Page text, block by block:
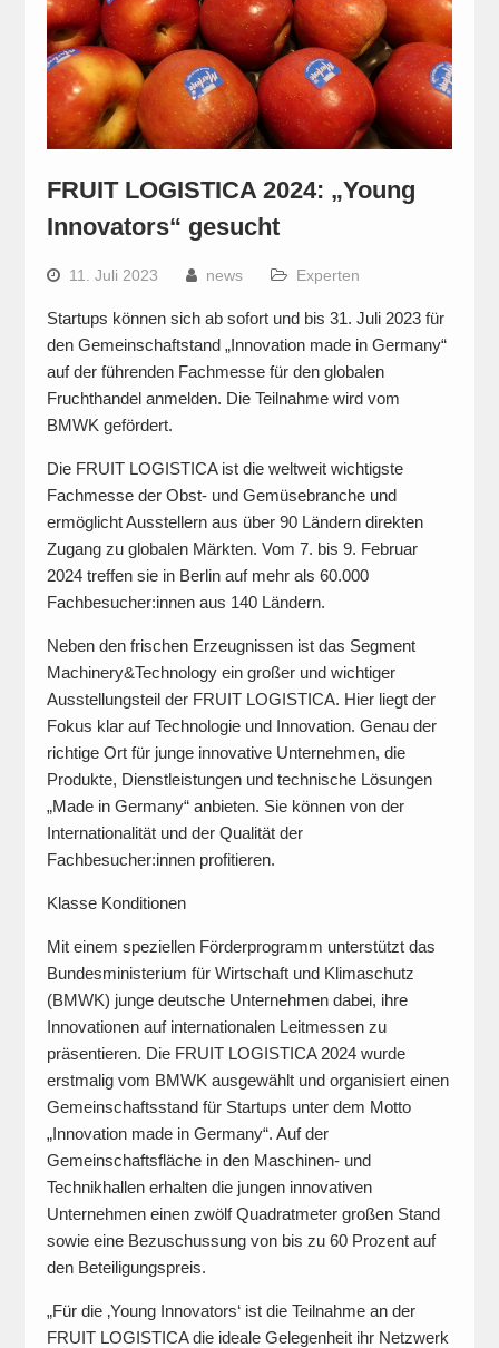
FRUIT LOGISTICA 2024: „Young
Innovators“ gesucht
11. Juli 2023 news Experten
Startups können sich ab sofort und bis 31. Juli 2023 für
den Gemeinschaftstand „Innovation made in Germany“
auf der führenden Fachmesse für den globalen
Fruchthandel anmelden. Die Teilnahme wird vom
BMWK gefördert.
Die FRUIT LOGISTICA ist die weltweit wichtigste
Fachmesse der Obst- und Gemüsebranche und
ermöglicht Ausstellern aus über 90 Ländern direkten
Zugang zu globalen Märkten. Vom 7. bis 9. Februar
2024 treffen sie in Berlin auf mehr als 60.000
Fachbesucher:innen aus 140 Ländern.
Neben den frischen Erzeugnissen ist das Segment
Machinery&Technology ein großer und wichtiger
Ausstellungsteil der FRUIT LOGISTICA. Hier liegt der
Fokus klar auf Technologie und Innovation. Genau der
richtige Ort für junge innovative Unternehmen, die
Produkte, Dienstleistungen und technische Lösungen
„Made in Germany“ anbieten. Sie können von der
Internationalität und der Qualität der
Fachbesucher:innen profitieren.
Klasse Konditionen
Mit einem speziellen Förderprogramm unterstützt das
Bundesministerium für Wirtschaft und Klimaschutz
(BMWK) junge deutsche Unternehmen dabei, ihre
Innovationen auf internationalen Leitmessen zu
präsentieren. Die FRUIT LOGISTICA 2024 wurde
erstmalig vom BMWK ausgewählt und organisiert einen
Gemeinschaftsstand für Startups unter dem Motto
„Innovation made in Germany“. Auf der
Gemeinschaftsfläche in den Maschinen- und
Technikhallen erhalten die jungen innovativen
Unternehmen einen zwölf Quadratmeter großen Stand
sowie eine Bezuschussung von bis zu 60 Prozent auf
den Beteiligungspreis.
„Für die ‚Young Innovators‘ ist die Teilnahme an der
FRUIT LOGISTICA die ideale Gelegenheit ihr Netzwerk